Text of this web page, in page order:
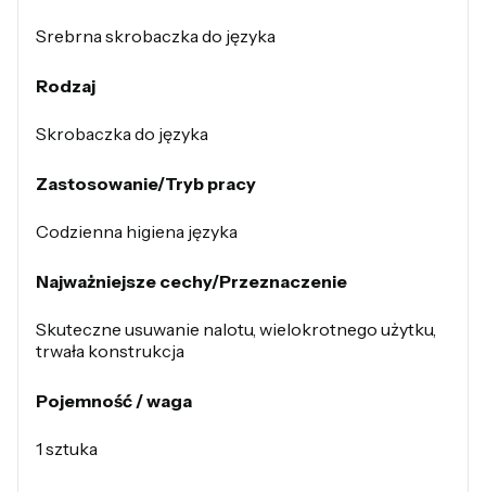
Srebrna skrobaczka do języka
Rodzaj
Skrobaczka do języka
Zastosowanie/Tryb pracy
Codzienna higiena języka
Najważniejsze cechy/Przeznaczenie
Skuteczne usuwanie nalotu, wielokrotnego użytku,
trwała konstrukcja
Pojemność / waga
1 sztuka